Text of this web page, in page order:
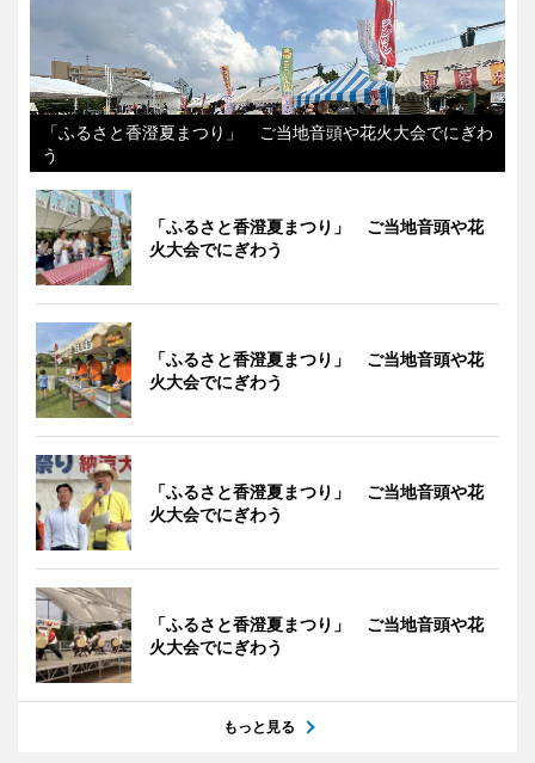
「ふるさと香澄夏まつり」 ご当地音頭や花火大会でにぎわ
う
「ふるさと香澄夏まつり」 ご当地音頭や花
火大会でにぎわう
「ふるさと香澄夏まつり」 ご当地音頭や花
火大会でにぎわう
「ふるさと香澄夏まつり」 ご当地音頭や花
火大会でにぎわう
「ふるさと香澄夏まつり」 ご当地音頭や花
火大会でにぎわう
もっと見る